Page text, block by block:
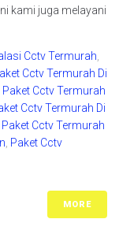
kami juga melayani
Cctv Termurah
Cctv Termurah Di
Paket Cctv Termurah
Cctv Termurah Di
Paket Cctv Termurah
Paket Cctv
MORE